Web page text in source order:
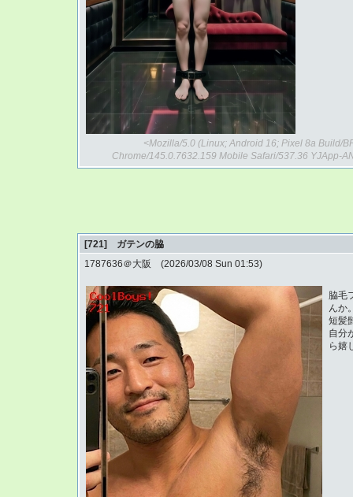
<Mozilla/5.0 (Linux; Android 16; Pixel 8a Build/
Chrome/145.0.7632.159 Mobile Safari/537.36 YJApp-
[721] ガテンの脇
1787636＠大阪 (2026/03/08 Sun 01:53)
脇毛
んか
短髪
自分
ら嬉